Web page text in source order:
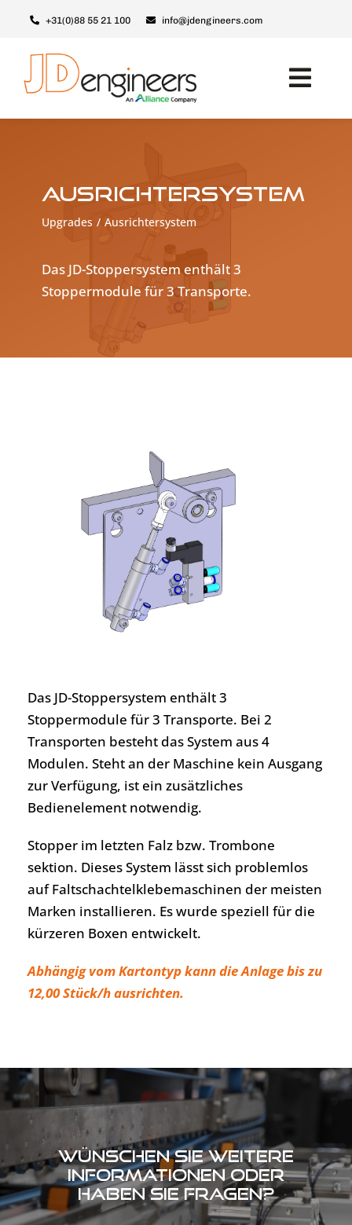
content
+31(0)88 55 21 100 info@jdengineers.com
Upgrades
Support & Service
Kontakt
Ausrichtersystem
Upgrades Ausrichtersystem
Das JD-Stoppersystem enthält 3
Stoppermodule für 3 Transporte.
Das JD-Stoppersystem enthält 3
Stoppermodule für 3 Transporte. Bei 2
Transporten besteht das System aus 4
Modulen. Steht an der Maschine kein Ausgang
zur Verfügung, ist ein zusätzliches
Bedienelement notwendig.
Stopper im letzten Falz bzw. Trombone
sektion. Dieses System lässt sich problemlos
auf Faltschachtelklebemaschinen der meisten
Marken installieren. Es wurde speziell für die
kürzeren Boxen entwickelt.
Abhängig vom Kartontyp kann die Anlage bis zu
12,00 Stück/h ausrichten.
Wünschen Sie weitere
Informationen oder
haben Sie Fragen?